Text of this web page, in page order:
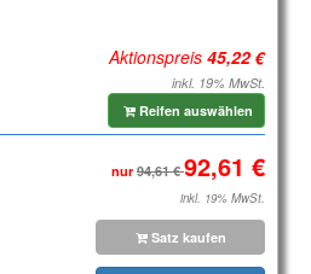
Aktionspreis
inkl. 19% MwSt.
Reifen auswählen
nur
inkl. 19% MwSt.
Satz kaufen